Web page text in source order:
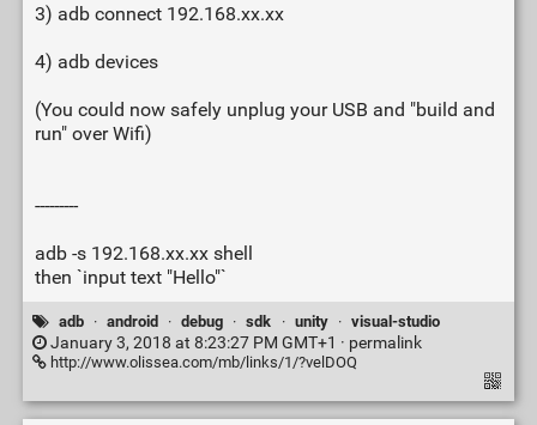
3) adb connect 192.168.xx.xx
4) adb devices
(You could now safely unplug your USB and "build and
run" over Wifi)
---------
adb -s 192.168.xx.xx shell
then `input text "Hello"`
adb · android · debug · sdk · unity · visual-studio
January 3, 2018 at 8:23:27 PM GMT+1 · permalink
http://www.olissea.com/mb/links/1/?velDOQ